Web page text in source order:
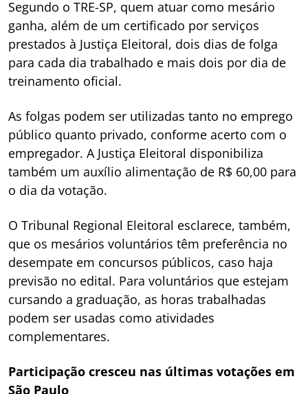
Segundo o TRE-SP, quem atuar como mesário
ganha, além de um certificado por serviços
prestados à Justiça Eleitoral, dois dias de folga
para cada dia trabalhado e mais dois por dia de
treinamento oficial.
As folgas podem ser utilizadas tanto no emprego
público quanto privado, conforme acerto com o
empregador. A Justiça Eleitoral disponibiliza
também um auxílio alimentação de R$ 60,00 para
o dia da votação.
O Tribunal Regional Eleitoral esclarece, também,
que os mesários voluntários têm preferência no
desempate em concursos públicos, caso haja
previsão no edital. Para voluntários que estejam
cursando a graduação, as horas trabalhadas
podem ser usadas como atividades
complementares.
Participação cresceu nas últimas votações em
São Paulo